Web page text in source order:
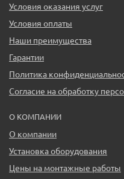
Условия оказания услуг
Условия оплаты
Наши преимущества
Гарантии
Политика
Согласие на обработку
О КОМПАНИИ
О компании
Установка оборудования
Цены на монтажные работы